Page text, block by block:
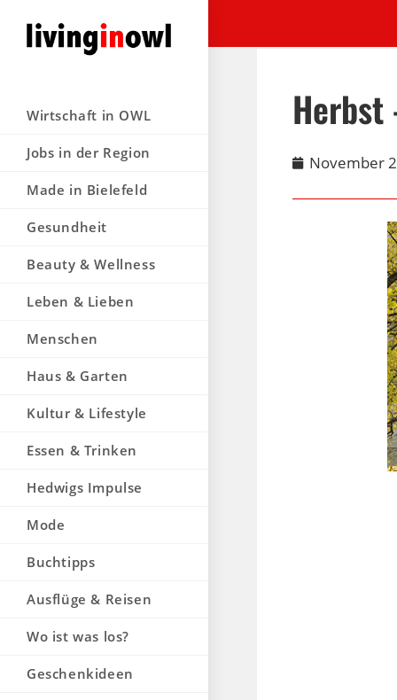
Wirtschaft in OWL
Jobs in der Region
Made in Bielefeld
Gesundheit
Beauty & Wellness
Leben & Lieben
Menschen
Haus & Garten
Kultur & Lifestyle
Essen & Trinken
Hedwigs Impulse
Mode
Buchtipps
Ausflüge & Reisen
Wo ist was los?
Geschenkideen
Herbst
November